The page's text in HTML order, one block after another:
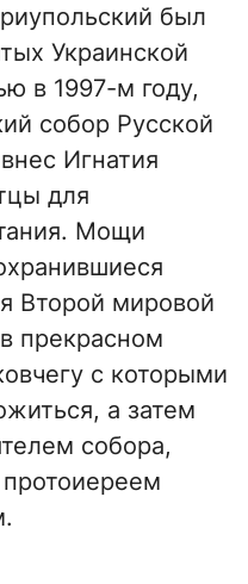
был
Украинской
в 1997-м году,
собор Русской
Игнатия
для
Мощи
Второй мировой
прекрасном
с которыми
а затем
собора,